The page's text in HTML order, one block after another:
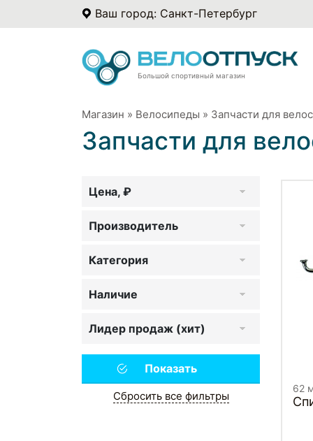
Ваш город: Санкт-Петербург
Большой спортивный магазин
Магазин » Велосипеды » Запчасти для
Запчасти для
Цена, ₽
Производитель
Категория
Наличие
Лидер продаж (хит)
Сбросить все фильтры
62